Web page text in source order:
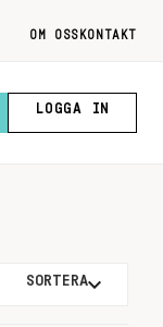
OM OSS KONTAKT
LOGGA IN
SORTERA